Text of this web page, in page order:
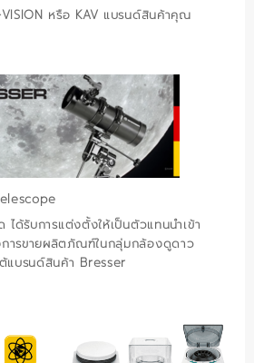
หรือ KAV แบรนด์สินค้าคุณ
ได้รับการแต่งตั้งให้เป็นตัวแทนนำเข้า
ารขายผลิตภัณฑ์ในกลุ่มกล้องดูดาว
แบรนด์สินค้า Bresser